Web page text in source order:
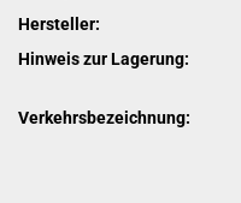
Hersteller:
Hinweis zur Lagerung:
Verkehrsbezeichnung: